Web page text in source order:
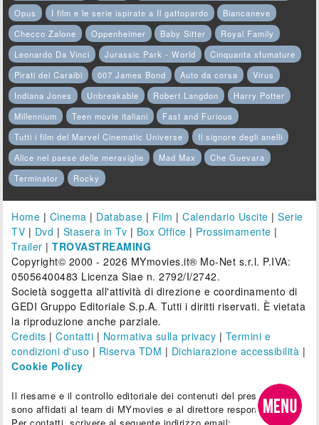
Opus
I film e le serie ispirate a Il gattopardo
Biancaneve
Checco Zalone
Oppenheimer Baby Sitter
Royal Family
Leonardo Da Vinci
Jurassic Park - World
Cinquanta sfumature
Pirati dei Caraibi
007 James Bond Auto da corsa
Virus
Indiana Jones
Unbreakable Robert Langdon
Harry Potter
Millennium
Teen movie italiani
Fast and Furious
Tutti i film del Marvel Cinematic Universe
Il signore degli anelli
Alice nel paese delle meraviglie
Mad Max
Che Guevara
Terminator
Rocky
Home | Cinema | Database | Film |Calendario Uscite |Serie
TV | Dvd | Stasera in Tv | Box Office | Prossimamente |
Trailer |TROVASTREAMING
Copyright© 2000 - 2026 MYmovies.it® Mo-Net s.r.l. P.IVA:
05056400483 Licenza Siae n. 2792/I/2742.
Società soggetta all'attività di direzione e coordinamento di
GEDI Gruppo Editoriale S.p.A. Tutti i diritti riservati. È vietata
la riproduzione anche parziale.
Credits |Contatti | Normativa sulla privacy | Termini e
condizioni d'uso | Riserva TDM | Dichiarazione accessibilità |
Cookie Policy
Il riesame e il controllo editoriale dei contenuti del presente sito
sono affidati al team di MYmovies e al direttore responsabile.